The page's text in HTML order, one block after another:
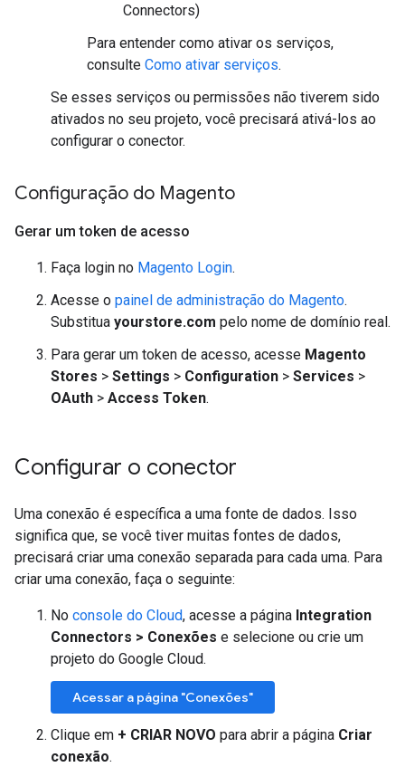
Connectors)
Para entender como ativar os serviços,
consulte Como ativar serviços.
Se esses serviços ou permissões não tiverem sido
ativados no seu projeto, você precisará ativá-los ao
configurar o conector.
Configuração do Magento
Gerar um token de acesso
Faça login no Magento Login.
Acesse o painel de administração do Magento.
Substitua yourstore.com pelo nome de domínio real.
Para gerar um token de acesso, acesse Magento
Stores > Settings > Configuration > Services >
OAuth > Access Token.
Configurar o conector
Uma conexão é específica a uma fonte de dados. Isso
significa que, se você tiver muitas fontes de dados,
precisará criar uma conexão separada para cada uma. Para
criar uma conexão, faça o seguinte:
No console do Cloud, acesse a página Integration
Connectors > Conexões e selecione ou crie um
projeto do Google Cloud.
Acessar a página "Conexões"
Clique em + CRIAR NOVO para abrir a página Criar
conexão.